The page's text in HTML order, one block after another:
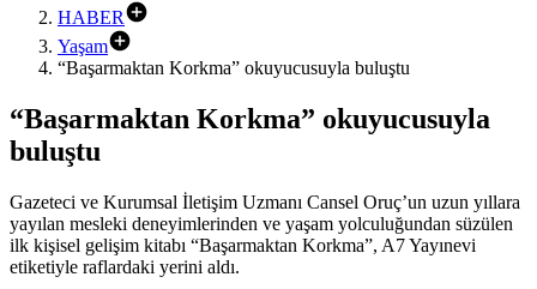
HABER
Yaşam
“Başarmaktan Korkma” okuyucusuyla buluştu
“Başarmaktan Korkma” okuyucusuyla
buluştu
Gazeteci ve Kurumsal İletişim Uzmanı Cansel Oruç’un uzun yıllara
yayılan mesleki deneyimlerinden ve yaşam yolculuğundan süzülen
ilk kişisel gelişim kitabı “Başarmaktan Korkma”, A7 Yayınevi
etiketiyle raflardaki yerini aldı.